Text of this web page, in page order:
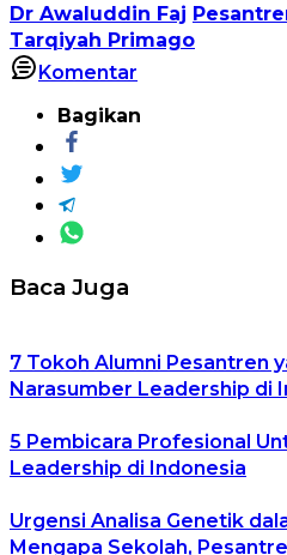
Dr Awaluddin Faj
Tarqiyah Primago
Komentar
Bagikan
Baca Juga
7 Tokoh Alumni Pesantren
Narasumber Leadership di
5 Pembicara Profesional
Leadership di Indonesia
Urgensi Analisa Genetik
Mengapa Sekolah,